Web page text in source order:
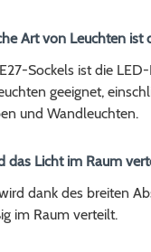
Art von Leuchten ist
Sockels ist die
geeignet,
und Wandleuchten.
das Licht im Raum
dank des breiten
im Raum verteilt.